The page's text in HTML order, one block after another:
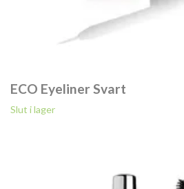
ECO Eyeliner Svart
Slut i lager